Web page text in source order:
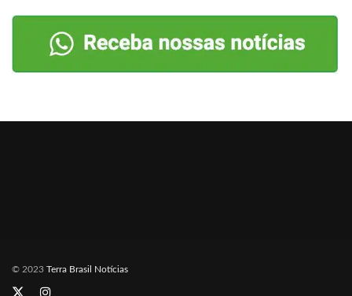
© 2023 Terra Brasil Notícias